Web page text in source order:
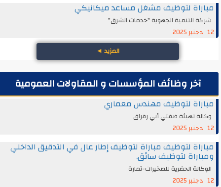
مباراة لتوظيف مشغل مساعد ميكانيكي
شركة التنمية الجهوية "خدمات الشرق"
12 دجنبر 2025
المزيد◄
آخر وظائف المؤسسات و المقاولات العمومية
مباراة لتوظيف مهندس معماري
وكالة تهيئة ضفتي أبي رقراق
12 دجنبر 2025
مباراة لتوظيف مباراة لتوظيف إطار عال في التدقيق الداخلي
ومباراة لتوظيف سائق.
الوكالة الحضرية للصخيرات-تمارة
12 دجنبر 2025